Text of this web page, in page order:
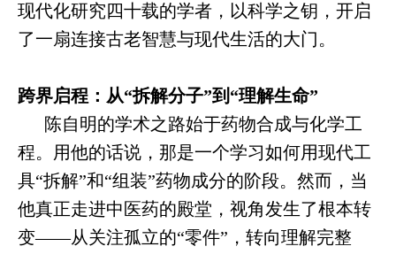
现代化研究四十载的学者，以科学之钥，开启
了一扇连接古老智慧与现代生活的大门。
跨界启程：从“拆解分子”到“理解生命”
陈自明的学术之路始于药物合成与化学工
程。用他的话说，那是一个学习如何用现代工
具“拆解”和“组装”药物成分的阶段。然而，当
他真正走进中医药的殿堂，视角发生了根本转
变——从关注孤立的“零件”，转向理解完整